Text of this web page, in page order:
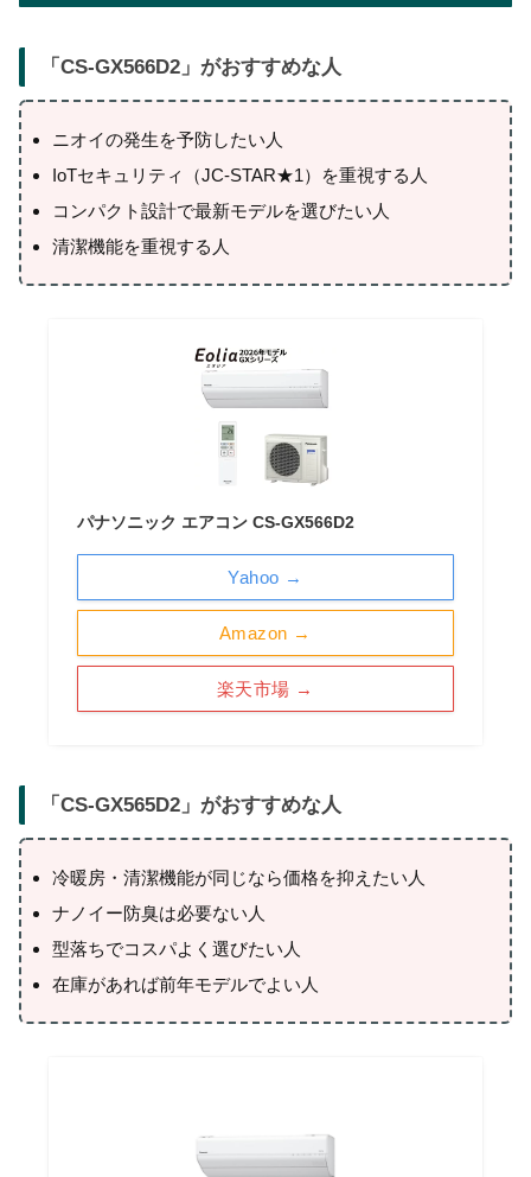
「CS-GX566D2 」がおすすめな人
ニオイの発生を予防したい人
IoTセキュリティ（JC-STAR★1）を重視する人
コンパクト設計で最新モデルを選びたい人
清潔機能を重視する人
パナソニック エアコン CS-GX566D2
Amazon →
楽天市場 →
Yahoo →
「CS-GX565D2 」がおすすめな人
冷暖房・清潔機能が同じなら価格を抑えたい人
ナノイー防臭は必要ない人
型落ちでコスパよく選びたい人
在庫があれば前年モデルでよい人